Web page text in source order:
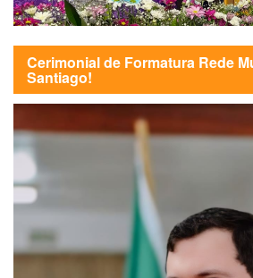
Cerimonial de Formatura Rede
Santiago!